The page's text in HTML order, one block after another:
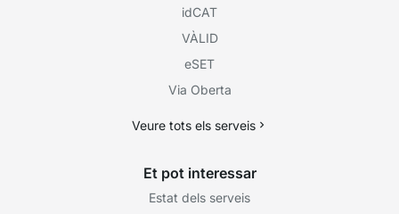
idCAT
VÀLID
eSET
Via Oberta
Veure tots els serveis
Et pot interessar
Estat dels serveis